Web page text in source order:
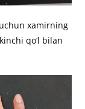
xamirning
qo‘l bilan